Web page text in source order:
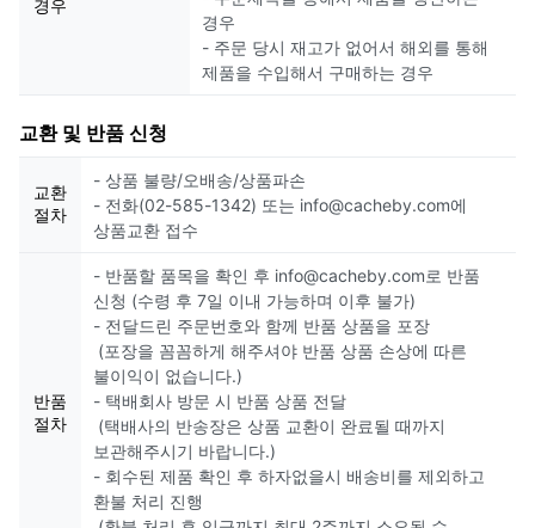
경우
경우
- 주문 당시 재고가 없어서 해외를 통해
제품을 수입해서 구매하는 경우
교환 및 반품 신청
교환
절차
- 상품 불량/오배송/상품파손
- 전화(02-585-1342) 또는 info@cacheby.com에
상품교환 접수
반품
절차
- 반품할 품목을 확인 후 info@cacheby.com로 반품
신청 (수령 후 7일 이내 가능하며 이후 불가)
- 전달드린 주문번호와 함께 반품 상품을 포장
(포장을 꼼꼼하게 해주셔야 반품 상품 손상에 따른
불이익이 없습니다.)
- 택배회사 방문 시 반품 상품 전달
(택배사의 반송장은 상품 교환이 완료될 때까지
보관해주시기 바랍니다.)
- 회수된 제품 확인 후 하자없을시 배송비를 제외하고
환불 처리 진행